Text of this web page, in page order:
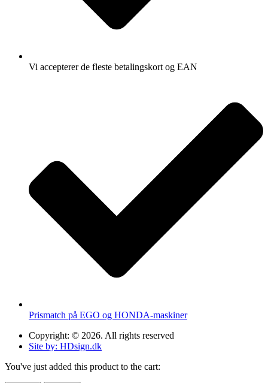
Vi accepterer de fleste betalingskort og EAN
Prismatch på EGO og HONDA-maskiner
Copyright: © 2026. All rights reserved
Site by: HDsign.dk
You've just added this product to the cart: